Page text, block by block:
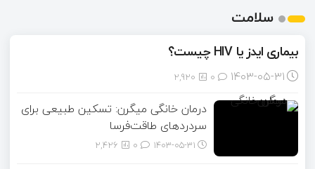
سلامت
بیماری ایدز یا HIV چیست؟
۱۴۰۳-۰۵-۳۱ 2,920
درمان خانگی میگرن: تسکین طبیعی برای
سردردهای طاقت‌فرسا
۱۴۰۳-۰۵-۳۱ 2,426